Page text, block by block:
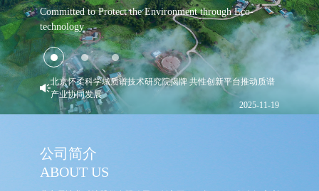
El-TOF MS-台式飞行时间质谱仪
MS-200-便携式飞行时间质谱仪
便携式分析仪
MODEL 3080GC-MS II-便携式气相色谱质谱联用仪
MODEL 3080PM-便携式β射线颗粒物监测仪
MODEL 3080-便携式红外气体分析仪
MODEL 3080UV-便携式紫外气体分析仪
MODEL 3080FT-便携式傅里叶红外气体分析仪
MODEL 3080OU-便携式恶臭分析仪
手持式和便携式X射线荧光光谱仪
Committed to Protect the Environment through Eco-
technology
雪迪龙亮相国际煤层气研讨会 分享煤矿瓦斯CCER精准计量
前沿技术
2025-12-11
北京怀柔科学城质谱技术研究院揭牌 共性创新平台推动质谱
产业协同发展
关于北京雪迪龙科技股份有限公司官方域名的声明2025-10-09
雪迪龙联合发布“用于碳排放的稀释法烟气流量原位校准系
雪迪龙参与研发“核电碳账户管理系统” 解锁核电百亿碳资产
雪迪龙高温气体在线监测系统入选“北京市2025年首台（套）
公司简介
ABOUT US
18
习近平：民营经济发展前景广阔大有可为 民营企业
一图读懂《温室气体产品碳足迹 量化要求和指南》